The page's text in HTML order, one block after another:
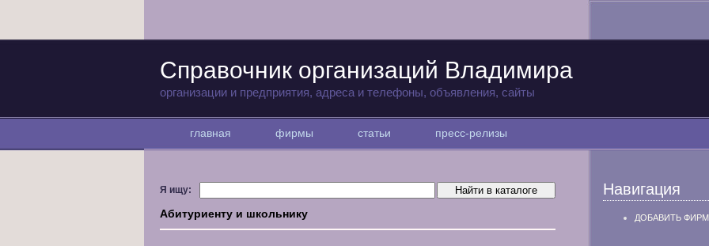
Справочник организаций Владимира
организации и предприятия, адреса и телефоны, объявления, сайты
главная фирмы статьи пресс-релизы
Я ищу:
Абитуриенту и школьнику
Навигация
ДОБАВИТЬ